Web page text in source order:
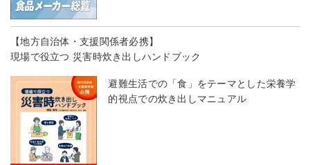
【地方自治体・支援関係者必携】
現場で役立つ 災害時炊き出しハンドブック
避難生活での「食」をテーマとした栄養学
的視点での炊き出しマニュアル